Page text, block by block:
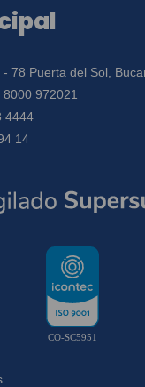
78 Puerta del Sol,
8000 972021
4444
14
CO-SC5951